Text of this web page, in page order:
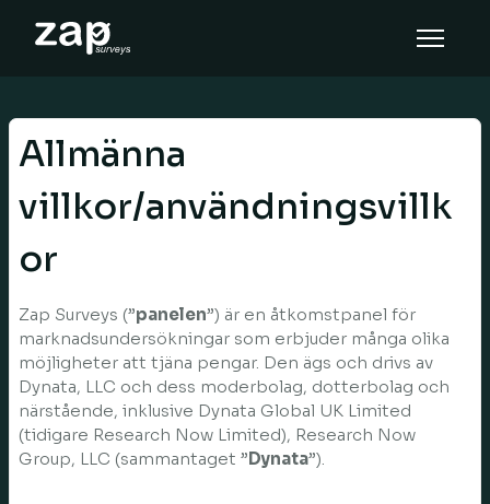
MS
Allmänna
villkor/användningsvillk
or
Zap Surveys (”panelen”) är en åtkomstpanel för
marknadsundersökningar som erbjuder många olika
möjligheter att tjäna pengar. Den ägs och drivs av
Dynata, LLC och dess moderbolag, dotterbolag och
närstående, inklusive Dynata Global UK Limited
(tidigare Research Now Limited), Research Now
Group, LLC (sammantaget ”Dynata”).